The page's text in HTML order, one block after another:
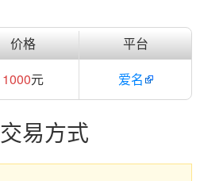
价格
平台
1000元 爱名
易方式